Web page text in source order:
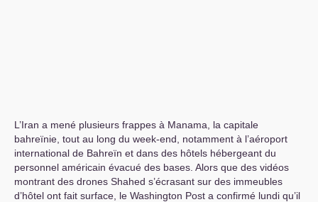
L’Iran a mené plusieurs frappes à Manama, la capitale
bahreïnie, tout au long du week-end, notamment à l’aéroport
international de Bahreïn et dans des hôtels hébergeant du
personnel américain évacué des bases. Alors que des vidéos
montrant des drones Shahed s’écrasant sur des immeubles
d’hôtel ont fait surface, le Washington Post a confirmé lundi qu’il